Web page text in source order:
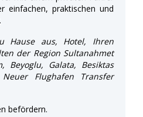
einfachen, praktischen und
Hause aus, Hotel, Ihren
der Region Sultanahmet
Beyoglu, Galata, Besiktas
Flughafen Transfer
befördern.